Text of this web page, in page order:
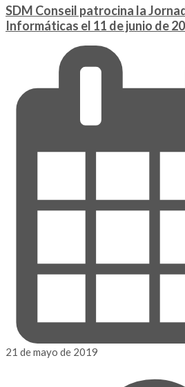
SDM Conseil patrocina la
Informáticas el 11 de junio de
21 de mayo de 2019